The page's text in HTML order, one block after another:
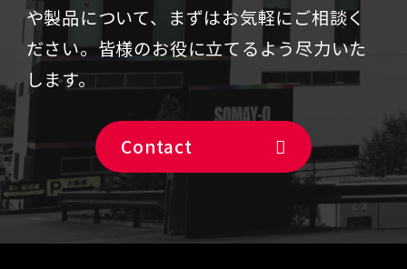
や製品について、まずはお気軽にご相談く
ださい。皆様のお役に立てるよう尽力いた
します。
Contact